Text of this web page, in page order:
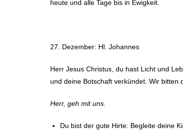
heute und alle Tage bis in Ewigkeit.
27. Dezember: Hl. Johannes
Herr Jesus Christus, du hast Licht und
und deine Botschaft verkündet. Wir bitten
Herr, geh mit uns.
Du bist der gute Hirte: Begleite deine